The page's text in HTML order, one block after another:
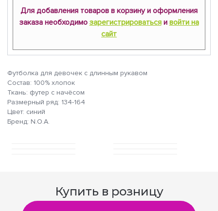
Для добавления товаров в корзину и оформления
заказа необходимо зарегистрироватьсяи войти на
сайт
Футболка для девочек с длинным рукавом
Состав: 100% хлопок
Ткань: футер с начёсом
Размерный ряд: 134-164
Цвет: синий
Бренд: N.O.A.
Купить в розницу